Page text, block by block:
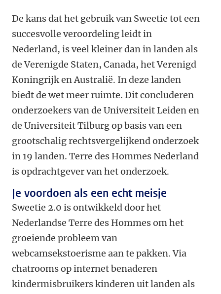
De kans dat het gebruik van Sweetie tot een
succesvolle veroordeling leidt in
Nederland, is veel kleiner dan in landen als
de Verenigde Staten, Canada, het Verenigd
Koningrijk en Australië. In deze landen
biedt de wet meer ruimte. Dit concluderen
onderzoekers van de Universiteit Leiden en
de Universiteit Tilburg op basis van een
grootschalig rechtsvergelijkend onderzoek
in 19 landen. Terre des Hommes Nederland
is opdrachtgever van het onderzoek.
Je voordoen als een echt meisje
Sweetie 2.0 is ontwikkeld door het
Nederlandse Terre des Hommes om het
groeiende probleem van
webcamsekstoerisme aan te pakken. Via
chatrooms op internet benaderen
kindermisbruikers kinderen uit landen als